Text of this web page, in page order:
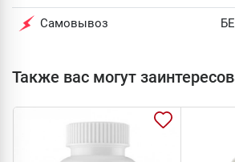
Самовывоз
Также вас могут